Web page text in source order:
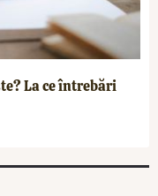
La ce întrebări